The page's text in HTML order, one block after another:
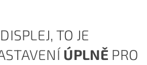
TO JE
ÚPLNĚ PRO